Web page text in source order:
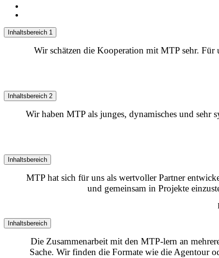
Inhaltsbereich 1
Wir schätzen die Kooperation mit MTP sehr.
Inhaltsbereich 2
Wir haben MTP als junges, dynamisches und sehr
Inhaltsbereich
MTP hat sich für uns als wertvoller Partner
und gemeinsam in Projekte
Inhaltsbereich
Die Zusammenarbeit mit den MTP-lern an
Sache. Wir finden die Formate wie die Agentour